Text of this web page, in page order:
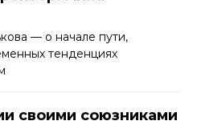
— о начале пути,
тенденциях
своими союзниками